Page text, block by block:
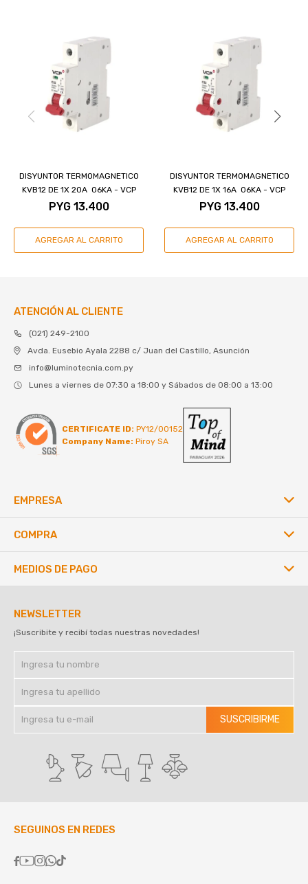
DISYUNTOR TERMOMAGNETICO
KVB12 DE 1X 20A 06KA - VCP
PYG 13.400
DISYUNTOR TERMOMAGNETICO
KVB12 DE 1X 16A 06KA - VCP
PYG 13.400
ATENCIÓN AL CLIENTE
(021) 249-2100
Avda. Eusebio Ayala 2288 c/ Juan del Castillo, Asunción
info@luminotecnia.com.py
Lunes a viernes de 07:30 a 18:00 y Sábados de 08:00 a 13:00
CERTIFICATE ID: PY12/00152
Company Name: Piroy SA
EMPRESA
COMPRA
NEWSLETTER
¡Suscribite y recibí todas nuestras novedades!
SUSCRIBIRME
SEGUINOS EN REDES

MEDIOS DE PAGO